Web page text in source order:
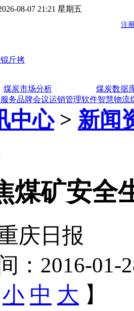
08-07 21:21 星期五
煤炭市场分析
煤炭数据
务品牌会议运销管理软件智慧物流
中心> 新闻
煤矿安全
庆日报
：2016-01-
小 中 大 】